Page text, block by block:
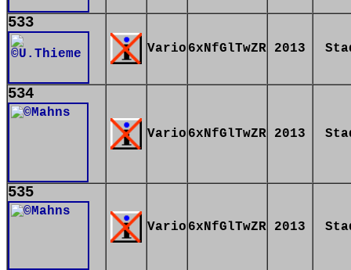
533
Vario 6xNfGlTwZR 2013
534
Vario 6xNfGlTwZR 2013
535
Vario 6xNfGlTwZR 2013